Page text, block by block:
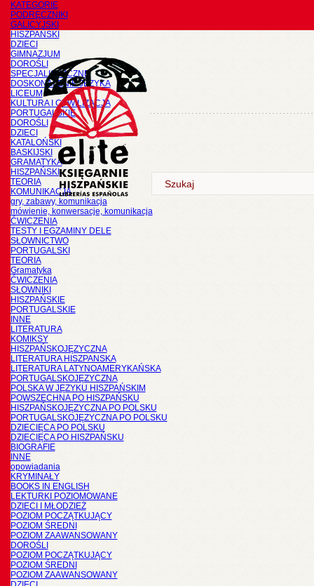
KATEGORIE
PODRĘCZNIKI
GALICYJSKI
HISZPAŃSKI
DZIECI
GIMNAZJUM
DOROŚLI
SPECJALISTYCZNE
DOSKONALENIE JĘZYKA
LICEUM
KULTURA I CYWILIZACJA
PORTUGALSKIE
DOROŚLI
DZIECI
KATALOŃSKI
BASKIJSKI
GRAMATYKA
HISZPAŃSKI
TEORIA
KOMUNIKACJA
gry, zabawy, komunikacja
mówienie, konwersacje, komunikacja
ĆWICZENIA
TESTY I EGZAMINY DELE
SŁOWNICTWO
PORTUGALSKI
TEORIA
Gramatyka
ĆWICZENIA
SŁOWNIKI
HISZPAŃSKIE
PORTUGALSKIE
INNE
LITERATURA
KOMIKSY
HISZPAŃSKOJĘZYCZNA
LITERATURA HISZPANSKA
LITERATURA LATYNOAMERYKAŃSKA
PORTUGALSKOJĘZYCZNA
POLSKA W JĘZYKU HISZPAŃSKIM
POWSZECHNA PO HISZPAŃSKU
HISZPAŃSKOJĘZYCZNA PO POLSKU
PORTUGALSKOJĘZYCZNA PO POLSKU
DZIECIĘCA PO POLSKU
DZIECIĘCA PO HISZPAŃSKU
BIOGRAFIE
INNE
opowiadania
KRYMINAŁY
BOOKS IN ENGLISH
LEKTURKI POZIOMOWANE
DZIECI I MŁODZIEŻ
POZIOM POCZĄTKUJĄCY
POZIOM ŚREDNI
POZIOM ZAAWANSOWANY
DOROŚLI
POZIOM POCZĄTKUJĄCY
POZIOM ŚREDNI
POZIOM ZAAWANSOWANY